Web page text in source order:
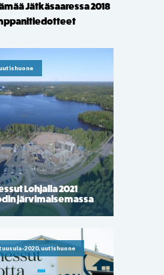
Jätkäsaaressa 2018
Lohjalla 2021
järvimaisemassa
2020, uutishuone